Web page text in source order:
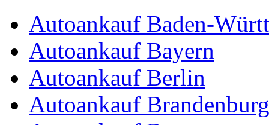
Autoankauf Baden-
Autoankauf Bayern
Autoankauf Berlin
Autoankauf Brandenburg